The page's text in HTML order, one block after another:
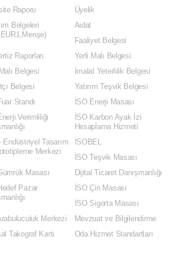
Raporu
Üyelik
Belgeleri
Aidat
Faaliyet Belgesi
Raporları
Yerli Malı Belgesi
Belgesi
İmalat Yeterlilik Belgesi
Belgesi
Yatırım Teşvik Belgesi
Standı
İSO Enerji Masası
Verimliliği
İSO Karbon Ayak İzi
Hesaplama Hizmeti
Endüstriyel Tasarım
Merkezi
İSOBEL
İSO Teşvik Masası
Masası
Dijital Ticaret Danışmanlığı
Pazar
İSO Çin Masası
İSO Sigorta Masası
Merkezi
Mevzuat ve Bilgilendirme
Takograf Kartı
Oda Hizmet Standartları